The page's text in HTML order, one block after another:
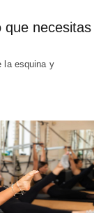
que necesitas
la esquina y